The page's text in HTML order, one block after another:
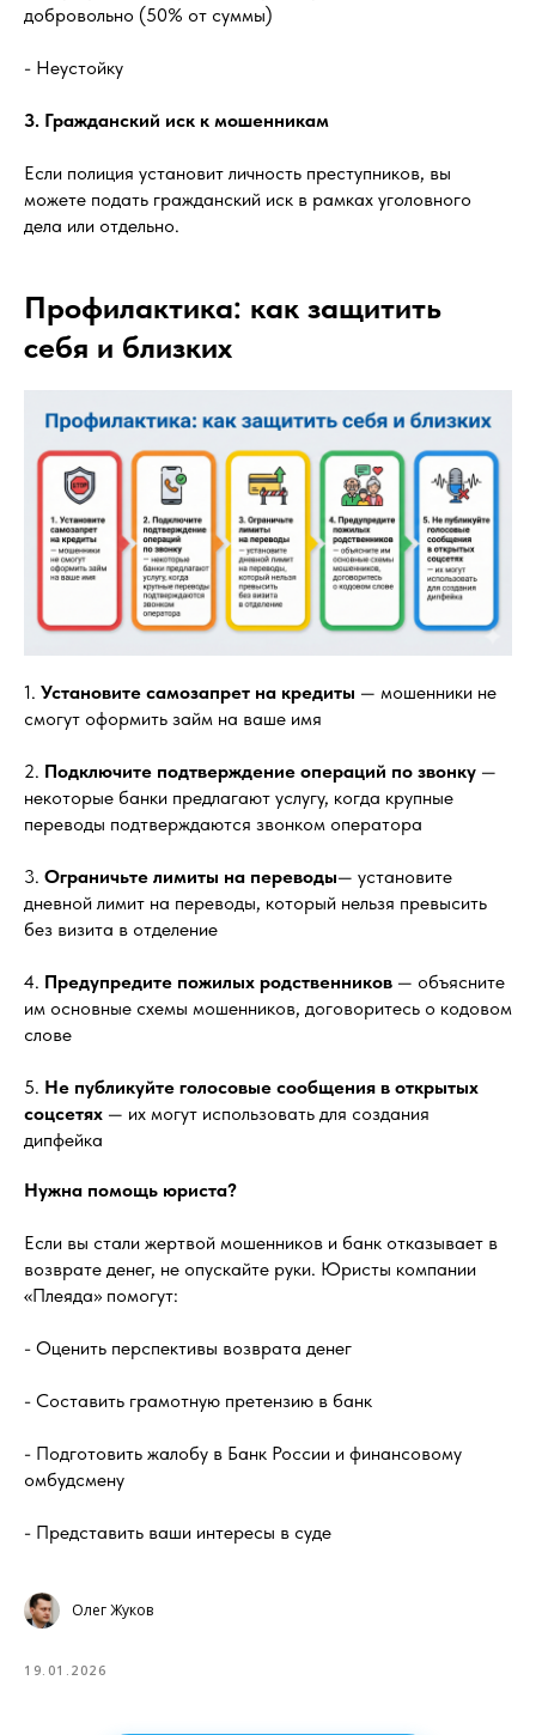
добровольно (50% от суммы)
- Неустойку
3. Гражданский иск к мошенникам
Если полиция установит личность преступников, вы
можете подать гражданский иск в рамках уголовного
дела или отдельно.
Профилактика: как защитить
себя и близких
1. Установите самозапрет на кредиты — мошенники не
смогут оформить займ на ваше имя
2. Подключите подтверждение операций по звонку —
некоторые банки предлагают услугу, когда крупные
переводы подтверждаются звонком оператора
3. Ограничьте лимиты на переводы— установите
дневной лимит на переводы, который нельзя превысить
без визита в отделение
4. Предупредите пожилых родственников — объясните
им основные схемы мошенников, договоритесь о кодовом
слове
5. Не публикуйте голосовые сообщения в открытых
соцсетях — их могут использовать для создания
дипфейка
Нужна помощь юриста?
Если вы стали жертвой мошенников и банк отказывает в
возврате денег, не опускайте руки. Юристы компании
«Плеяда» помогут:
- Оценить перспективы возврата денег
- Составить грамотную претензию в банк
- Подготовить жалобу в Банк России и финансовому
омбудсмену
- Представить ваши интересы в суде
Олег Жуков
19.01.2026